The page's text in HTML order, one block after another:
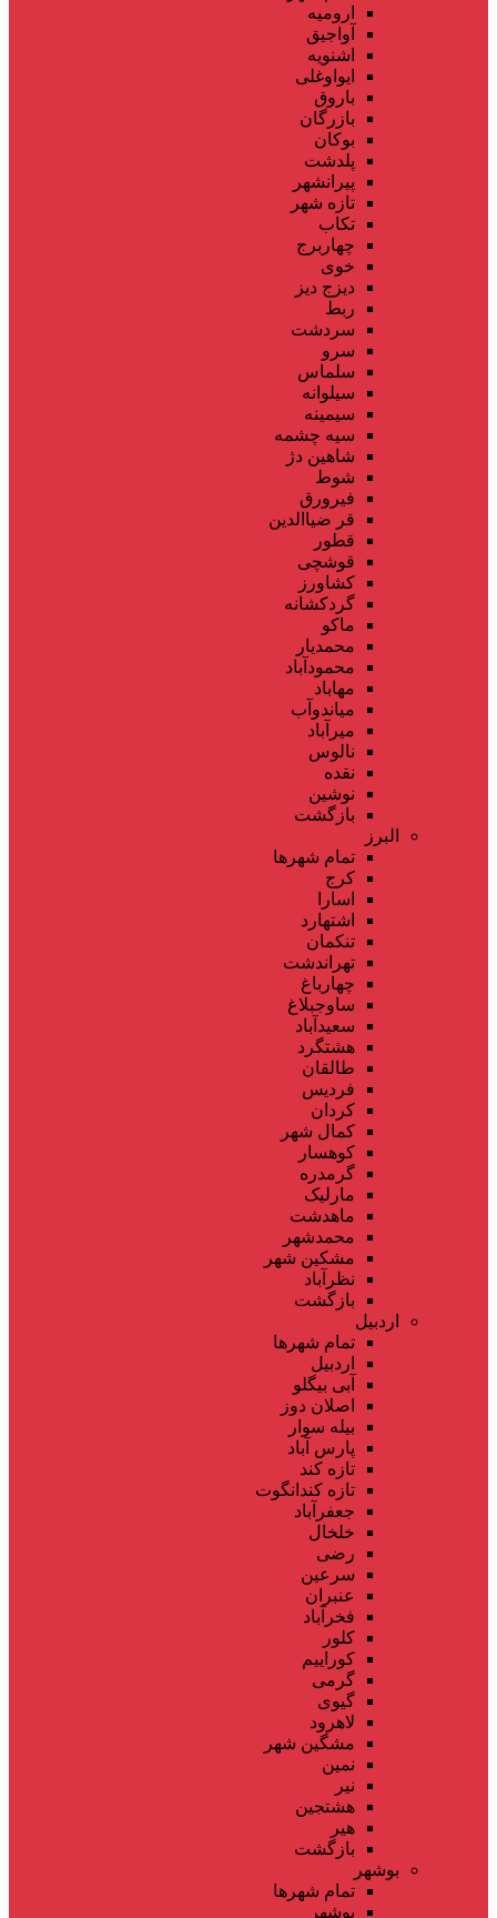
ارومیه
آواجیق
اشنویه
ایواوغلی
باروق
بازرگان
بوکان
پلدشت
پیرانشهر
تازه شهر
تکاب
چهاربرج
خوی
دیزج دیز
ربط
سردشت
سرو
سلماس
سیلوانه
سیمینه
سیه چشمه
شاهین دژ
شوط
فیرورق
قر ضیاالدین
قطور
قوشچی
کشاورز
گردکشانه
ماکو
محمدیار
محمودآباد
مهاباد
میاندوآب
میرآباد
نالوس
نقده
نوشین
بازگشت
البرز
تمام شهر‌ها
کرج
اسارا
اشتهارد
تنکمان
تهراندشت
چهارباغ
ساوجبلاغ
سعیدآباد
هشتگرد
طالقان
فردیس
کردان
کمال شهر
کوهسار
گرمدره
مارلیک
ماهدشت
محمدشهر
مشکین شهر
نظرآباد
بازگشت
اردبیل
تمام شهر‌ها
اردبیل
آبی بیگلو
اصلان دوز
بیله سوار
پارس آباد
تازه کند
تازه کندانگوت
جعفرآباد
خلخال
رضی
سرعین
عنبران
فخرآباد
کلور
کوراییم
گرمی
گیوی
لاهرود
مشگین شهر
نمین
نیر
هشتجین
هیر
بازگشت
بوشهر
تمام شهر‌ها
بوشهر